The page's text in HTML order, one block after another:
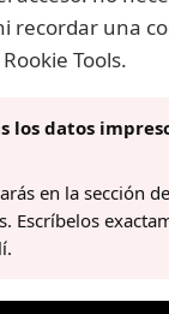
recordar una
Tools.
los datos
en la sección
Escríbelos